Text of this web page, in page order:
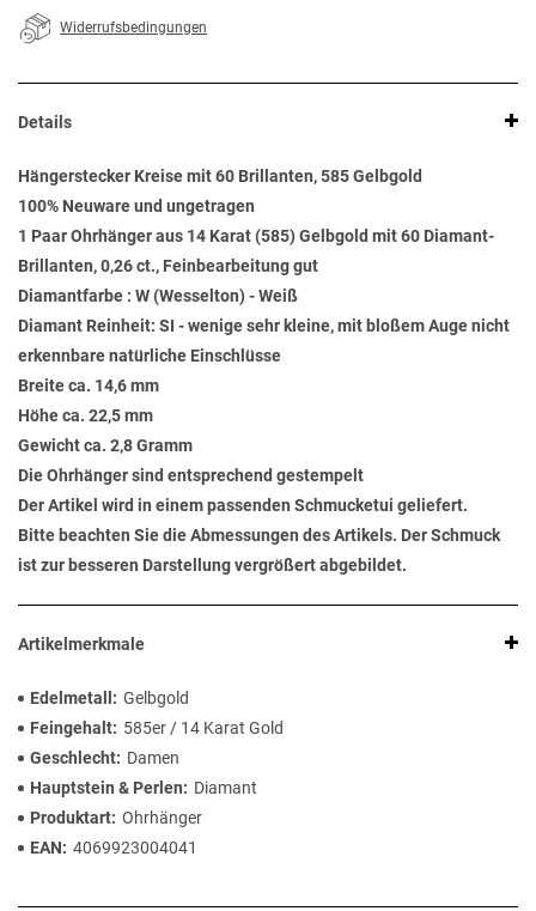
Widerrufsbedingungen
Details
Hängerstecker Kreise mit 60 Brillanten, 585 Gelbgold
100% Neuware und ungetragen
1 Paar Ohrhänger aus 14 Karat (585) Gelbgold mit 60 Diamant-
Brillanten, 0,26 ct., Feinbearbeitung gut
Diamantfarbe : W (Wesselton) - Weiß
Diamant Reinheit: SI - wenige sehr kleine, mit bloßem Auge nicht
erkennbare natürliche Einschlüsse
Breite ca. 14,6 mm
Höhe ca. 22,5 mm
Gewicht ca. 2,8 Gramm
Die Ohrhänger sind entsprechend gestempelt
Der Artikel wird in einem passenden Schmucketui geliefert.
Bitte beachten Sie die Abmessungen des Artikels. Der Schmuck
ist zur besseren Darstellung vergrößert abgebildet.
Artikelmerkmale
Edelmetall
Gelbgold
Feingehalt
585er / 14 Karat Gold
Geschlecht
Damen
Hauptstein & Perlen
Diamant
Produktart Ohrhänger
EAN
4069923004041